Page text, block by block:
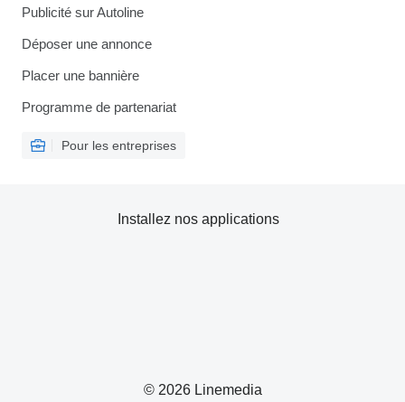
Publicité sur Autoline
Déposer une annonce
Placer une bannière
Programme de partenariat
Pour les entreprises
© 2026 Linemedia
Installez nos applications